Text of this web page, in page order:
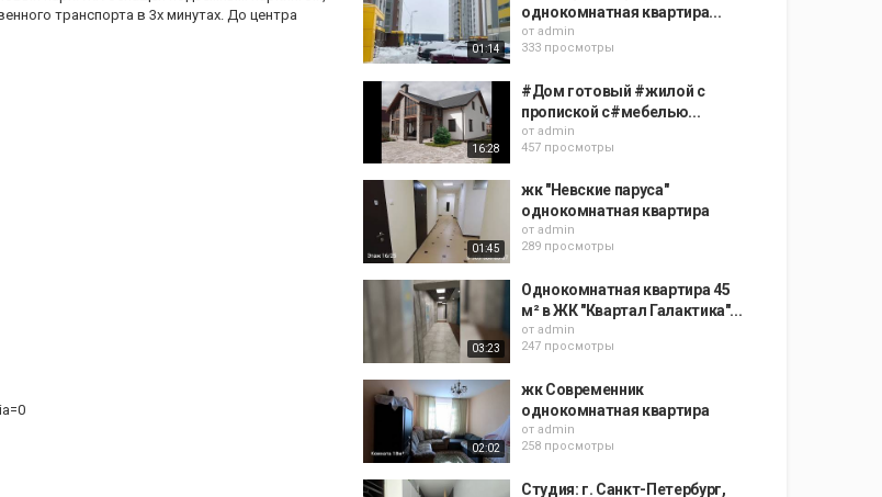
транспорта в 3х минутах. До центра
01:14
однокомнатная квартира...
от admin
333 просмотры
16:28
#Дом готовый #жилой с
пропиской с#мебелью...
от admin
457 просмотры
01:45
жк "Невские паруса"
однокомнатная квартира
от admin
289 просмотры
03:23
Однокомнатная квартира 45
м² в ЖК "Квартал Галактика"...
от admin
247 просмотры
02:02
жк Современник
однокомнатная квартира
от admin
258 просмотры
Студия: г. Санкт-Петербург,